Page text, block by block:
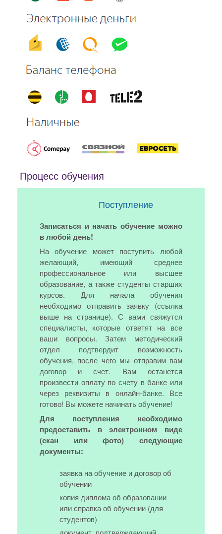
Процесс обучения
Поступление
Записаться и начать обучение можно
в любой день!
На обучение может поступить любой
желающий, имеющий среднее
профессиональное или высшее
образование, а также студенты старших
курсов. Для начала обучения
необходимо отправить заявку (ссылка
выше на странице). С вами свяжутся
специалисты, которые ответят на все
ваши вопросы. Затем методический
отдел подтвердит возможность
обучения, после чего мы отправим вам
договор и счет. Вам останется
произвести оплату по счету в банке или
через реквизиты в онлайн-банке. Все
готово! Вы можете начинать обучение!
Для поступления необходимо
предоставить в электронном виде
(скан или фото) следующие
документы:
заявка на обучение и договор об
обучении
копия диплома об образовании
или справка об обучении (для
студентов)